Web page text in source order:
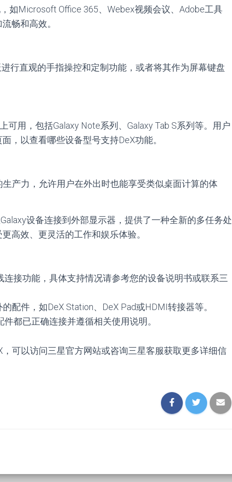
如Microsoft Office 365、Webex视频会议、Adobe工具
畅和高效。
行直观的手指操控和定制功能，或者将其作为屏幕键盘
可用，包括Galaxy Note系列、Galaxy Tab S系列等。用户
，以查看哪些设备型号支持DeX功能。
产力，允许用户在外出时也能享受类似桌面计算的体
设备连接到外部显示器，提供了一种全新的多任务处
高效、更灵活的工作和娱乐体验。
接功能，具体支持情况请参考您的设备说明书或联系三
配件，如DeX Station、DeX Pad或HDMI转接器等。
都已正确连接并遵循相关使用说明。
可以访问三星官方网站或咨询三星客服获取更多详细信